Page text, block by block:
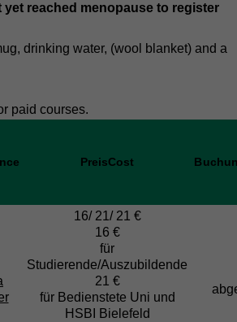
yet reached menopause to register
drinking water, (wool blanket) and a
paid courses.
PreisCost
16/ 21/ 21 €
16 €
für
Studierende/Auszubildende
21 €
für Bedienstete Uni und
HSBI Bielefeld